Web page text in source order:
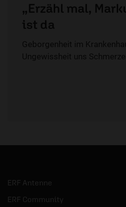
„Erzähl mal,
ist da
Geborgenheit im
Ungewissheit uns
ERF Antenne
ERF Community